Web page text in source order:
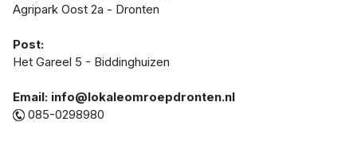
Agripark Oost 2a - Dronten
Post:
Het Gareel 5 - Biddinghuizen
Email: info@lokaleomroepdronten.nl
085-0298980